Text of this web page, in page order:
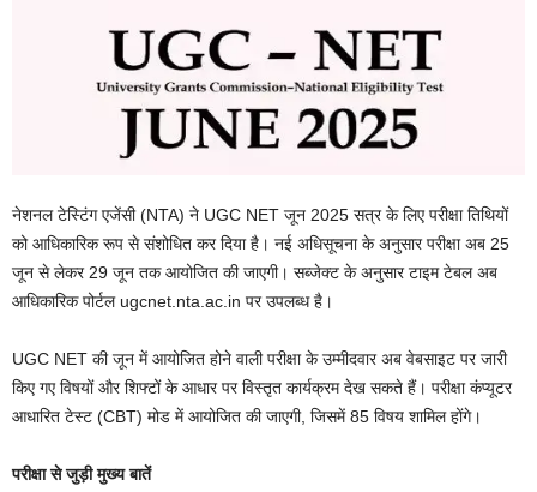
नेशनल टेस्टिंग एजेंसी (NTA) ने UGC NET जून 2025 सत्र के लिए परीक्षा तिथियों
को आधिकारिक रूप से संशोधित कर दिया है। नई अधिसूचना के अनुसार परीक्षा अब 25
जून से लेकर 29 जून तक आयोजित की जाएगी। सब्जेक्ट के अनुसार टाइम टेबल अब
आधिकारिक पोर्टल ugcnet.nta.ac.in पर उपलब्ध है।
UGC NET की जून में आयोजित होने वाली परीक्षा के उम्मीदवार अब वेबसाइट पर जारी
किए गए विषयों और शिफ्टों के आधार पर विस्तृत कार्यक्रम देख सकते हैं। परीक्षा कंप्यूटर
आधारित टेस्ट (CBT) मोड में आयोजित की जाएगी, जिसमें 85 विषय शामिल होंगे।
परीक्षा से जुड़ी मुख्य बातें